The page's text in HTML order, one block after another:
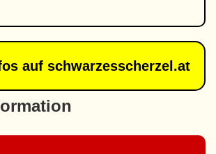
auf schwarzesscherzel.at